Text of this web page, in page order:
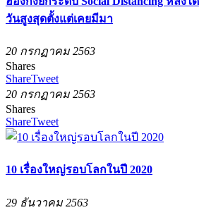
วันสูงสุดตั้งแต่เคยมีมา
20 กรกฏาคม 2563
Shares
ShareTweet
20 กรกฏาคม 2563
Shares
ShareTweet
10 เรื่องใหญ่รอบโลกในปี 2020
29 ธันวาคม 2563